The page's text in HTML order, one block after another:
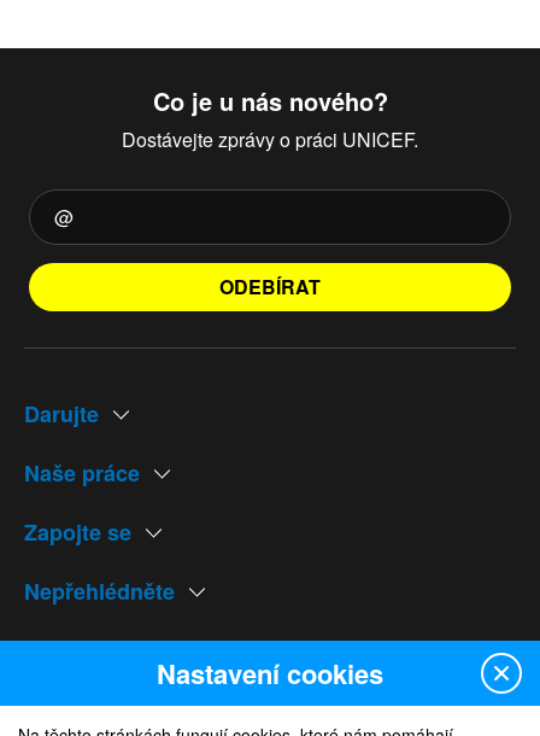
Co je u nás nového?
Dostávejte zprávy o práci UNICEF.
ODEBÍRAT
Darujte
Naše práce
Zapojte se
Nepřehlédněte
Naše weby
Nastavení cookies